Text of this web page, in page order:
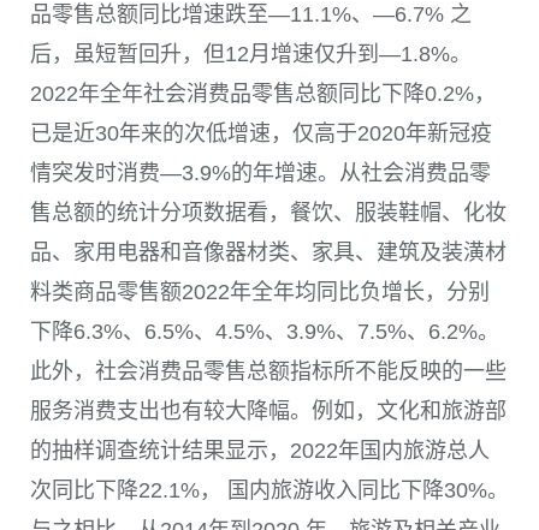
品零售总额同比增速跌至—11.1%、—6.7% 之
后，虽短暂回升，但12月增速仅升到—1.8%。
2022年全年社会消费品零售总额同比下降0.2%，
已是近30年来的次低增速，仅高于2020年新冠疫
情突发时消费—3.9%的年增速。从社会消费品零
售总额的统计分项数据看，餐饮、服装鞋帽、化妆
品、家用电器和音像器材类、家具、建筑及装潢材
料类商品零售额2022年全年均同比负增长，分别
下降6.3%、 6.5%、 4.5%、 3.9%、 7.5%、 6.2%。
此外，社会消费品零售总额指标所不能反映的一些
服务消费支出也有较大降幅。例如，文化和旅游部
的抽样调查统计结果显示， 2022年国内旅游总人
次同比下降22.1%， 国内旅游收入同比下降30%。